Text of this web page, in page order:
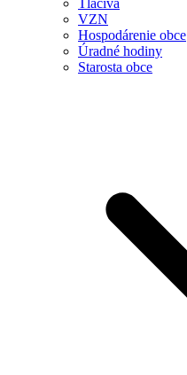
Tlačivá
VZN
Hospodárenie obce
Úradné hodiny
Starosta obce